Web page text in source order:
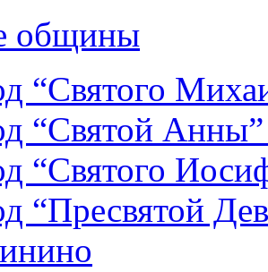
общины
“Святого
“Святой
“Святого
“Пресвятой